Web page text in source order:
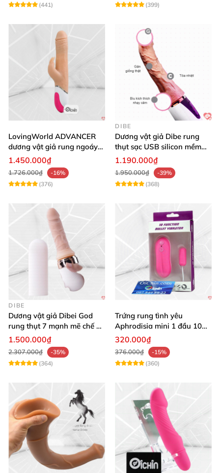
(441)
(399)
LovingWorld ADVANCER
dương vật giả rung ngoáy
thụt 7 chế độ
1.450.000₫
1.726.000₫
-16%
(376)
DIBE
Dương vật giả Dibe rung
thụt sạc USB silicon mềm
mại thật
1.190.000₫
1.950.000₫
-39%
(368)
DIBE
Dương vật giả Dibei God
rung thụt 7 mạnh mẽ chế độ
tỏa nhiệt
1.500.000₫
2.307.000₫
-35%
(364)
Trứng rung tình yêu
Aphrodisia mini 1 đầu 10
chế độ rung đa năng
320.000₫
376.000₫
-15%
(360)